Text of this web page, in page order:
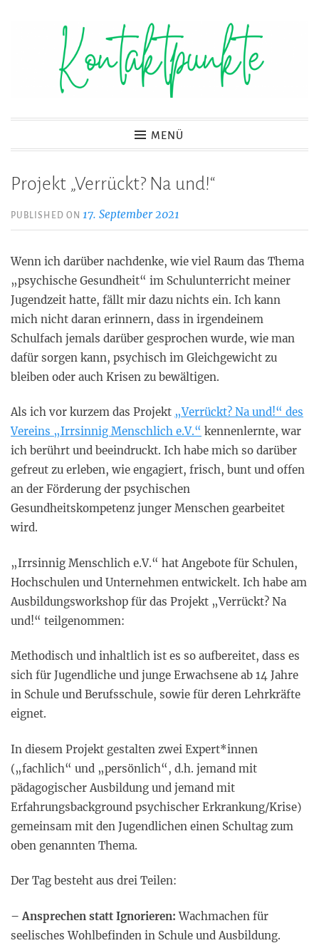
Kontaktpunkte
MENÜ
Projekt „Verrückt? Na und!“
PUBLISHED ON 17. September 2021
Wenn ich darüber nachdenke, wie viel Raum das Thema
„psychische Gesundheit“ im Schulunterricht meiner
Jugendzeit hatte, fällt mir dazu nichts ein. Ich kann
mich nicht daran erinnern, dass in irgendeinem
Schulfach jemals darüber gesprochen wurde, wie man
dafür sorgen kann, psychisch im Gleichgewicht zu
bleiben oder auch Krisen zu bewältigen.
Als ich vor kurzem das Projekt „Verrückt? Na und!“ des
Vereins „Irrsinnig Menschlich e.V.“ kennenlernte, war
ich berührt und beeindruckt. Ich habe mich so darüber
gefreut zu erleben, wie engagiert, frisch, bunt und offen
an der Förderung der psychischen
Gesundheitskompetenz junger Menschen gearbeitet
wird.
„Irrsinnig Menschlich e.V.“ hat Angebote für Schulen,
Hochschulen und Unternehmen entwickelt. Ich habe am
Ausbildungsworkshop für das Projekt „Verrückt? Na
und!“ teilgenommen:
Methodisch und inhaltlich ist es so aufbereitet, dass es
sich für Jugendliche und junge Erwachsene ab 14 Jahre
in Schule und Berufsschule, sowie für deren Lehrkräfte
eignet.
In diesem Projekt gestalten zwei Expert*innen
(„fachlich“ und „persönlich“, d.h. jemand mit
pädagogischer Ausbildung und jemand mit
Erfahrungsbackground psychischer Erkrankung/Krise)
gemeinsam mit den Jugendlichen einen Schultag zum
oben genannten Thema.
Der Tag besteht aus drei Teilen:
– Ansprechen statt Ignorieren:Wachmachen für
seelisches Wohlbefinden in Schule und Ausbildung.